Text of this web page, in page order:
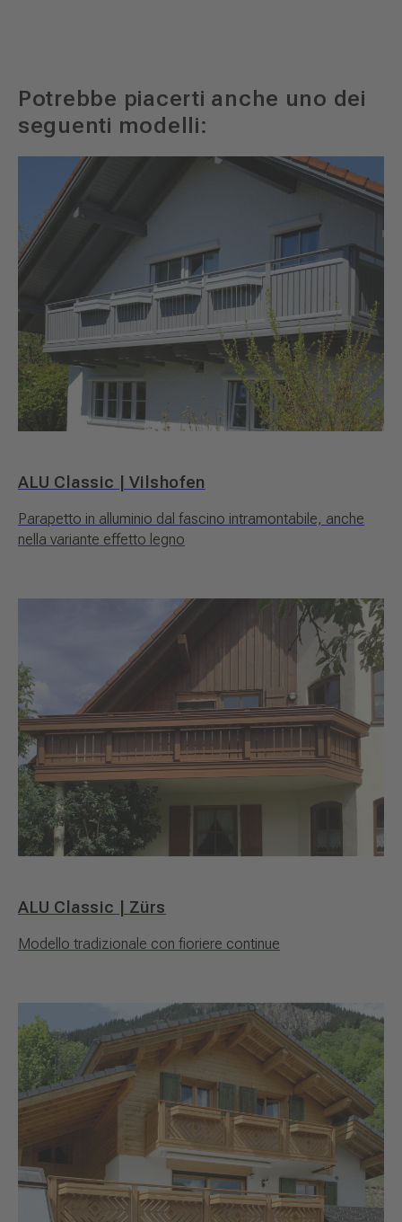
Potrebbe piacerti anche uno dei
seguenti modelli:
ALU Classic | Vilshofen
Parapetto in alluminio dal fascino intramontabile, anche
nella variante effetto legno
ALU Classic | Zürs
Modello tradizionale con fioriere continue